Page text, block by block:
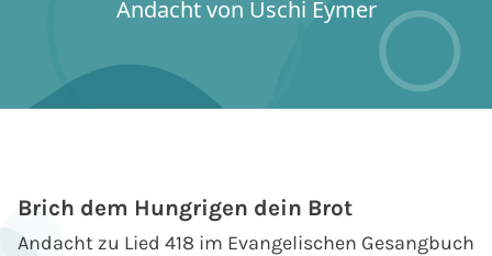
Andacht von Uschi Eymer
Brich dem Hungrigen dein Brot
Andacht zu Lied 418 im Evangelischen Gesangbuch